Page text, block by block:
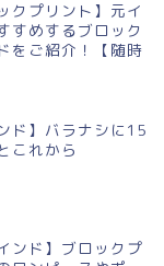
クプリント】元イ
すめするブロック
をご紹介！【随時
ド】バラナシに15
これから
ンド】ブロックプ